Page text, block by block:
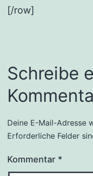
[/row]
Schreibe
Deine E-Mail-Adresse
Erforderliche Felder
Kommentar *